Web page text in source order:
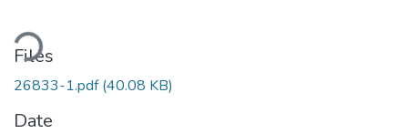
Files
26833-1.pdf(40.08 KB)
Date